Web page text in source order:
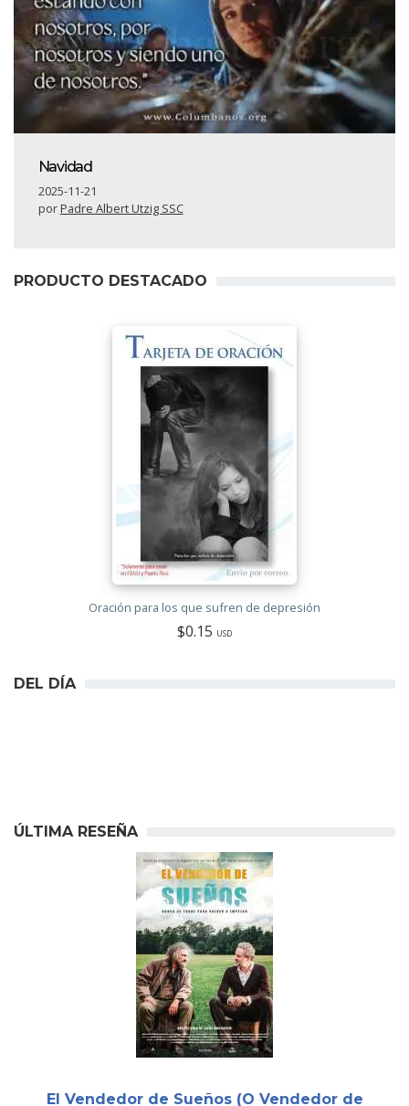
Navidad
2025-11-21
porPadre Albert Utzig SSC
PRODUCTO DESTACADO
Oración para los que sufren de depresión
$0.15 USD
DEL DÍA
ÚLTIMA RESEÑA
El Vendedor de Sueños (O Vendedor de